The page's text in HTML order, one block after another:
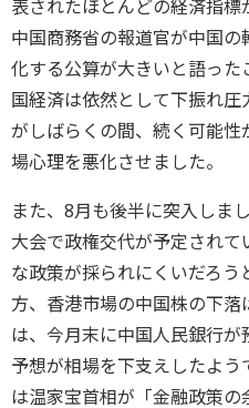
表されたほとんどの経済指
中国商務省の報道官が中国
化する公算が大きいと語っ
国経済は依然として下振れ
がしばらくの間、続く可能
場心理を悪化させました。
また、8月も後半に突入しま
大会で政権交代が予定され
な政策が採られにくいだろ
方、香港市場の中国株の下
は、今月末に中国人民銀行
予想が相場を下支えしたよ
は温家宝首相が「金融政策